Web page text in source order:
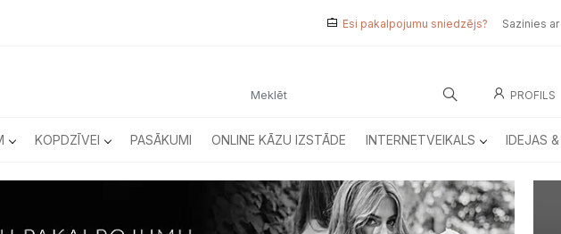
Esi pakalpojumu sniedzējs? Sazinies
PROFILS
KOPDZĪVEI PASĀKUMI ONLINE KĀZU IZSTĀDE INTERNETVEIKALS IDEJAS